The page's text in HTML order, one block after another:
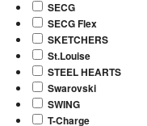
SECG
SECG Flex
SKETCHERS
St.Louise
STEEL HEARTS
Swarovski
SWING
T-Charge